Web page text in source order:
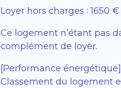
Loyer hors charges : 1650
Ce logement n’étant pas
complément de loyer.
[Performance énergétique]
Classement du logement